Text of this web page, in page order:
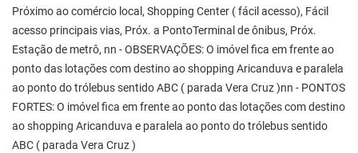
Próximo ao comércio local, Shopping Center ( fácil acesso), Fácil
acesso principais vias, Próx. a PontoTerminal de ônibus, Próx.
Estação de metrô, nn - OBSERVAÇÕES: O imóvel fica em frente ao
ponto das lotações com destino ao shopping Aricanduva e paralela
ao ponto do trólebus sentido ABC ( parada Vera Cruz )nn - PONTOS
FORTES: O imóvel fica em frente ao ponto das lotações com destino
ao shopping Aricanduva e paralela ao ponto do trólebus sentido
ABC ( parada Vera Cruz )